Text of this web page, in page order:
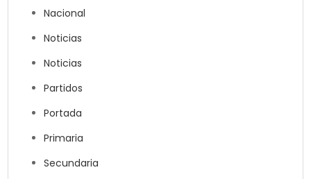
Nacional
Noticias
Noticias
Partidos
Portada
Primaria
Secundaria